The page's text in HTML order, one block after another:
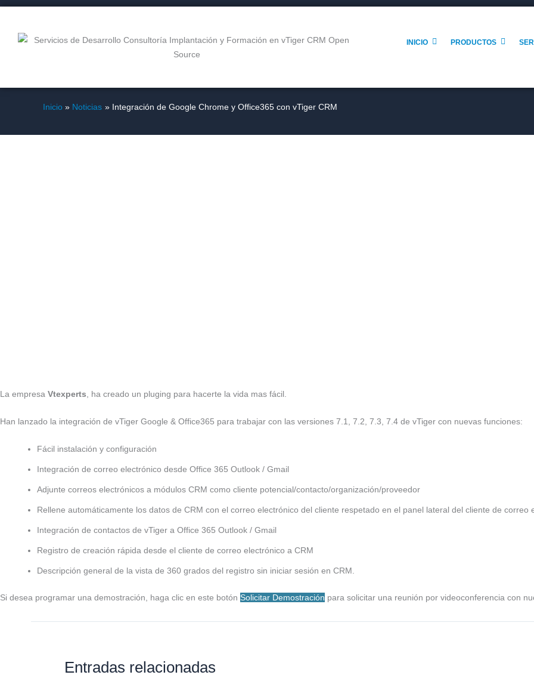
Ir
contenido
INICIO PRODUCTOS
Inicio Noticias Integración de Google Chrome y Office365 con vTiger CRM
La empresa Vtexperts , ha creado un pluging para hacerte la vida mas fácil.
Han lanzado la integración de vTiger Google & Office365 para trabajar con las versiones 7.1, 7.2, 7.3, 7.4 de vTiger con nuevas funciones:
Fácil instalación y configuración
Integración de correo electrónico desde Office 365 Outlook / Gmail
Adjunte correos electrónicos a módulos CRM como cliente potencial/contacto/organización/proveedor
Rellene automáticamente los datos de CRM con el correo electrónico del cliente respetado en el panel lateral del cliente de correo
Integración de contactos de vTiger a Office 365 Outlook / Gmail
Registro de creación rápida desde el cliente de correo electrónico a CRM
Descripción general de la vista de 360 ​​grados del registro sin iniciar sesión en CRM.
Si desea programar una demostración, haga clic en este botón Solicitar Demostración para solicitar una reunión por videoconferencia con
Entradas relacionadas